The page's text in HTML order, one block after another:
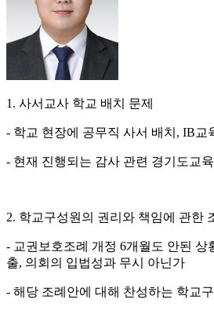
1. 사서교사 학교 배치 문제
- 학교 현장에 공무직 사서 배치, IB교
- 현재 진행되는 감사 관련 경기도교
2. 학교구성원의 권리와 책임에 관한
- 교권보호조례 개정 6개월도 안된 상
출, 의회의 입법성과 무시 아닌가
- 해당 조례안에 대해 찬성하는 학교